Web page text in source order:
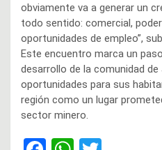
obviamente va a generar un
todo sentido: comercial,
oportunidades de empleo”,
Este encuentro marca un
desarrollo de la comunidad
oportunidades para sus
región como un lugar
sector minero.